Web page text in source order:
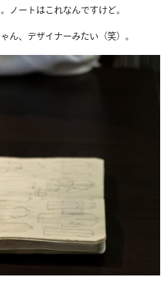
ノートはこれなんですけど。
ん、デザイナーみたい（笑）。